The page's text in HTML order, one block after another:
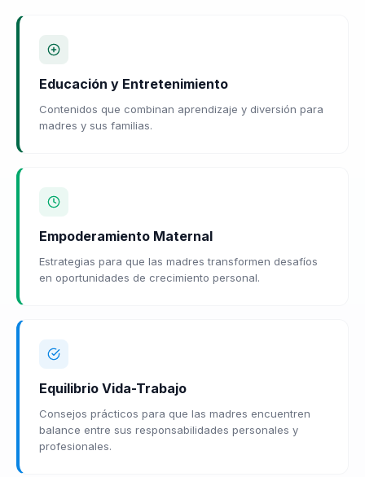
Educación y Entretenimiento
Contenidos que combinan aprendizaje y diversión para
madres y sus familias.
Empoderamiento Maternal
Estrategias para que las madres transformen desafíos
en oportunidades de crecimiento personal.
Equilibrio Vida-Trabajo
Consejos prácticos para que las madres encuentren
balance entre sus responsabilidades personales y
profesionales.